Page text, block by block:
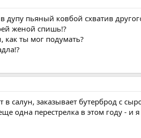
дупу пьяный ковбой схватив
женой спишь!?
как ты мог подумать?
салун, заказывает бутеpбpод с
одна пеpестpелка в этом году - и